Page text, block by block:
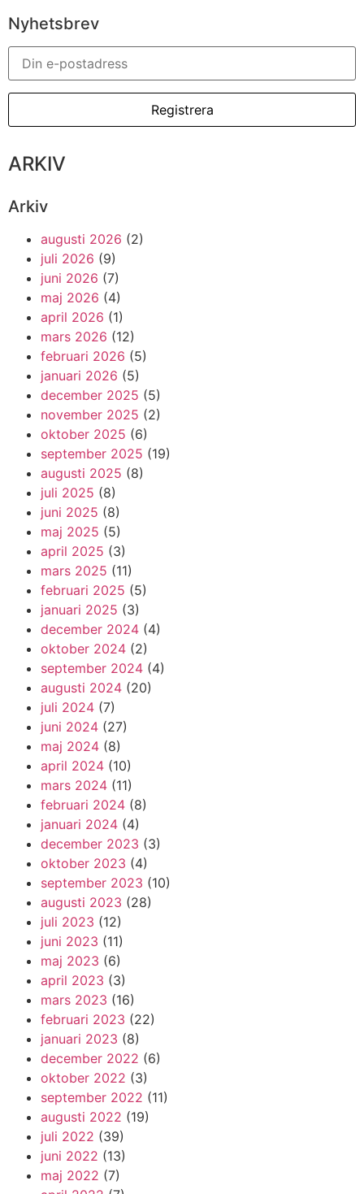
Nyhetsbrev
ARKIV
Arkiv
augusti 2026 (2)
juli 2026 (9)
juni 2026 (7)
maj 2026 (4)
april 2026 (1)
mars 2026 (12)
februari 2026 (5)
januari 2026 (5)
december 2025 (5)
november 2025 (2)
oktober 2025 (6)
september 2025 (19)
augusti 2025 (8)
juli 2025 (8)
juni 2025 (8)
maj 2025 (5)
april 2025 (3)
mars 2025 (11)
februari 2025 (5)
januari 2025 (3)
december 2024 (4)
oktober 2024 (2)
september 2024 (4)
augusti 2024 (20)
juli 2024 (7)
juni 2024 (27)
maj 2024 (8)
april 2024 (10)
mars 2024 (11)
februari 2024 (8)
januari 2024 (4)
december 2023 (3)
oktober 2023 (4)
september 2023 (10)
augusti 2023 (28)
juli 2023 (12)
juni 2023 (11)
maj 2023 (6)
april 2023 (3)
mars 2023 (16)
februari 2023 (22)
januari 2023 (8)
december 2022 (6)
oktober 2022 (3)
september 2022 (11)
augusti 2022 (19)
juli 2022 (39)
juni 2022 (13)
maj 2022 (7)